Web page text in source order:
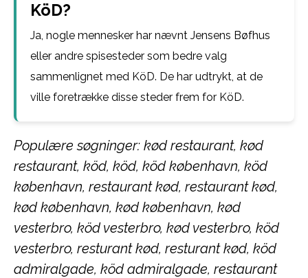
KöD?
Ja, nogle mennesker har nævnt Jensens Bøfhus
eller andre spisesteder som bedre valg
sammenlignet med KöD. De har udtrykt, at de
ville foretrække disse steder frem for KöD.
Populære søgninger: kød restaurant, kød
restaurant, köd, köd, köd københavn, köd
københavn, restaurant kød, restaurant kød,
kød københavn, kød københavn, kød
vesterbro, köd vesterbro, kød vesterbro, köd
vesterbro, resturant kød, resturant kød, köd
admiralgade, köd admiralgade, restaurant